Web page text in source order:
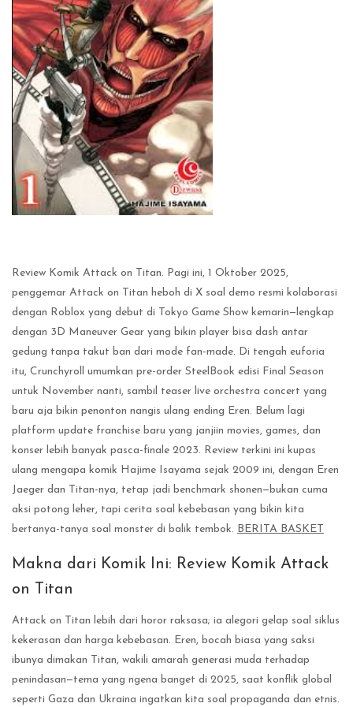
Review Komik Attack on Titan. Pagi ini, 1 Oktober 2025,
penggemar Attack on Titan heboh di X soal demo resmi kolaborasi
dengan Roblox yang debut di Tokyo Game Show kemarin—lengkap
dengan 3D Maneuver Gear yang bikin player bisa dash antar
gedung tanpa takut ban dari mode fan-made. Di tengah euforia
itu, Crunchyroll umumkan pre-order SteelBook edisi Final Season
untuk November nanti, sambil teaser live orchestra concert yang
baru aja bikin penonton nangis ulang ending Eren. Belum lagi
platform update franchise baru yang janjiin movies, games, dan
konser lebih banyak pasca-finale 2023. Review terkini ini kupas
ulang mengapa komik Hajime Isayama sejak 2009 ini, dengan Eren
Jaeger dan Titan-nya, tetap jadi benchmark shonen—bukan cuma
aksi potong leher, tapi cerita soal kebebasan yang bikin kita
bertanya-tanya soal monster di balik tembok. BERITA BASKET
Makna dari Komik Ini: Review Komik Attack
on Titan
Attack on Titan lebih dari horor raksasa; ia alegori gelap soal siklus
kekerasan dan harga kebebasan. Eren, bocah biasa yang saksi
ibunya dimakan Titan, wakili amarah generasi muda terhadap
penindasan—tema yang ngena banget di 2025, saat konflik global
seperti Gaza dan Ukraina ingatkan kita soal propaganda dan etnis.